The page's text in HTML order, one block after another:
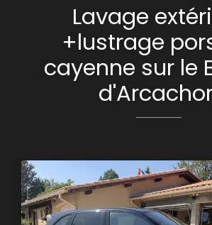
Lavage
+lustrage
cayenne sur le